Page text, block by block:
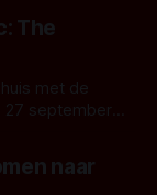
The
met de
27 september
naar